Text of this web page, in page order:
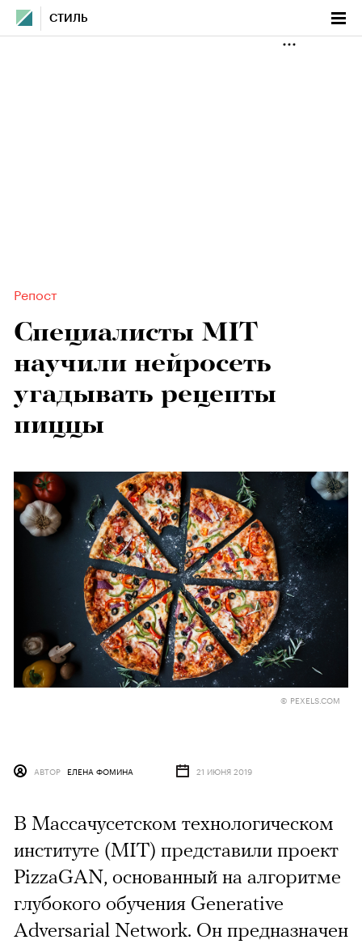
СТИЛЬ
Репост
Специалисты MIT
научили нейросеть
угадывать рецепты
пиццы
© PEXELS.COM
АВТОР ЕЛЕНА ФОМИНА 21 ИЮНЯ 2019
В Массачусетском технологическом
институте (MIT) представили проект
PizzaGAN, основанный на алгоритме
глубокого обучения Generative
Adversarial Network. Он предназначен